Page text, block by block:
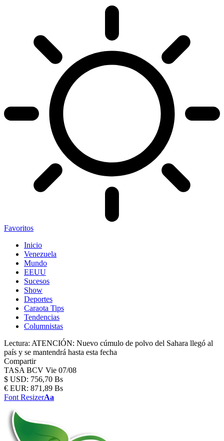
Favoritos
Inicio
Venezuela
Mundo
EEUU
Sucesos
Show
Deportes
Caraota Tips
Tendencias
Columnistas
Lectura: ATENCIÓN: Nuevo cúmulo de polvo del Sahara llegó al
país y se mantendrá hasta esta fecha
Compartir
TASA BCV Vie 07/08
$ USD: 756,70 Bs
€ EUR: 871,89 Bs
Font ResizerAa